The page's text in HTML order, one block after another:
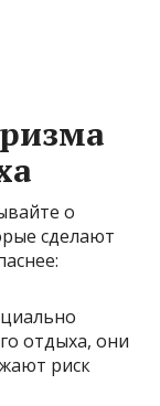
о
сделают
отдыха, они
риск